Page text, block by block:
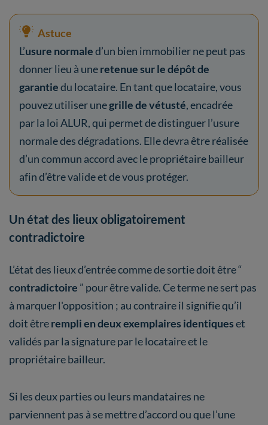
Astuce
L’usure normaled’un bien immobilier ne peut pas
donner lieu à uneretenue sur le dépôt de
garantiedu locataire. En tant que locataire, vous
pouvez utiliser unegrille de vétusté, encadrée
par la loi ALUR, qui permet de distinguer l’usure
normale des dégradations. Elle devra être réalisée
d’un commun accord avec le propriétaire bailleur
afin d’être valide et de vous protéger.
Un état des lieux obligatoirement
contradictoire
L’état des lieux d’entrée comme de sortie doit être “
contradictoire ” pour être valide. Ce terme ne sert pas
à marquer l'opposition ; au contraire il signifie qu’il
doit êtrerempli en deux exemplaires identiqueset
validés par la signature par le locataire et le
propriétaire bailleur.
Si les deux parties ou leurs mandataires ne
parviennent pas à se mettre d’accord ou que l’une